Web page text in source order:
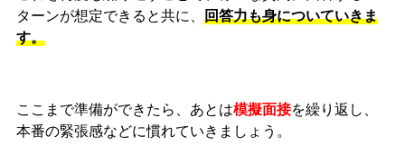
ターンが想定できると共に、 回答力も身についていきま
す。
ここまで準備ができたら、あとは模擬面接を繰り返し、
本番の緊張感などに慣れていきましょう。